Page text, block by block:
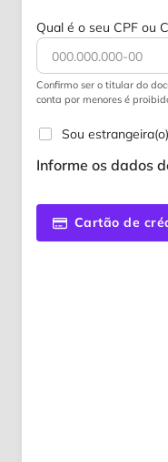
Qual é o seu CPF ou
Confirmo ser o titular do
conta por menores é
Sou
Informe os dados
Cartão de